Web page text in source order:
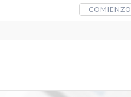
COMIENZO